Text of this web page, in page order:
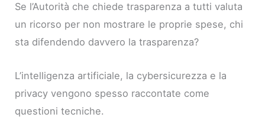
Se l’Autorità che chiede trasparenza a tutti valuta
un ricorso per non mostrare le proprie spese, chi
sta difendendo davvero la trasparenza?
L’intelligenza artificiale, la cybersicurezza e la
privacy vengono spesso raccontate come
questioni tecniche.